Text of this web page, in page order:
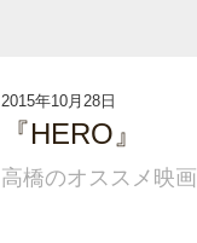
2015年10月28日
『HERO』
高橋のオススメ映画